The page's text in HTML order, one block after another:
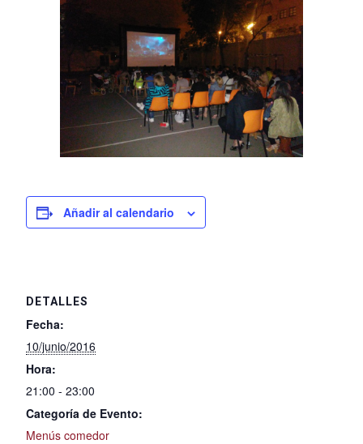
Añadir al calendario
DETALLES
Fecha:
10/junio/2016
Hora:
21:00 - 23:00
Categoría de Evento:
Menús comedor